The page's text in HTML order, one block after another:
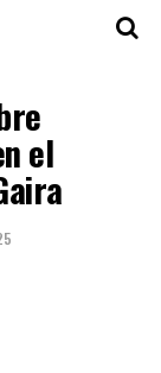
el